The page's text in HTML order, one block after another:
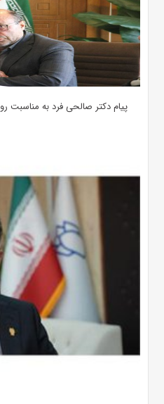
پیام دکتر صالحی فرد به مناسبت